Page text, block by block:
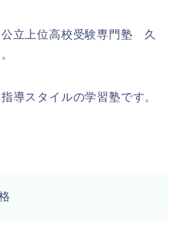
立上位高校受験専門塾 久
導スタイルの学習塾です。